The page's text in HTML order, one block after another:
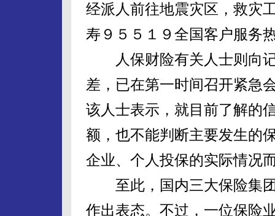
经派人前往地震灾区，救灾
寿９５５１９全国客户服务
人保财险有关人士则向记
差，已在第一时间召开紧急
该人士表示，就目前了解的
额，也不能判断主要发生的
企业、个人投保的实际情况
至此，国内三大保险集团
作出表态。不过，一位保险